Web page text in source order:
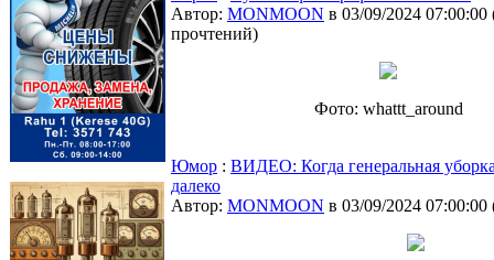
Автор: MONMOON в 03/09/2024 07:00:00
прочтений)
Фото: whattt_around
Юмор : ВИДЕО: Когда генеральная
далеко
Автор: MONMOON в 03/09/2024 07:00:00